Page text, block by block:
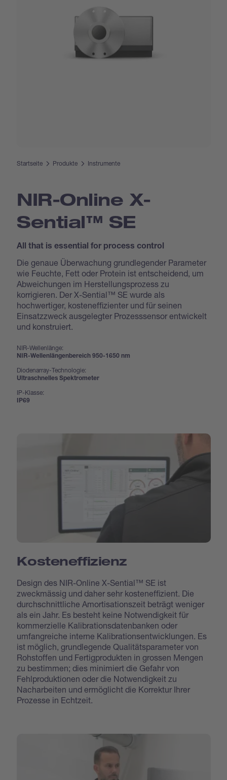
Startseite Produkte Instrumente
NIR-Online X-
Sential™ SE
All that is essential for process control
Die genaue Überwachung grundlegender Parameter
wie Feuchte, Fett oder Protein ist entscheidend, um
Abweichungen im Herstellungsprozess zu
korrigieren. Der X-Sential™ SE wurde als
hochwertiger, kosteneffizienter und für seinen
Einsatzzweck ausgelegter Prozesssensor entwickelt
und konstruiert.
NIR-Wellenlänge:
NIR-Wellenlängenbereich 950-1650 nm
Diodenarray-Technologie:
Ultraschnelles Spektrometer
IP-Klasse:
IP69
Kosteneffizienz
Design des NIR-Online X-Sential™ SE ist
zweckmässig und daher sehr kosteneffizient. Die
durchschnittliche Amortisationszeit beträgt weniger
als ein Jahr. Es besteht keine Notwendigkeit für
kommerzielle Kalibrationsdatenbanken oder
umfangreiche interne Kalibrationsentwicklungen. Es
ist möglich, grundlegende Qualitätsparameter von
Rohstoffen und Fertigprodukten in grossen Mengen
zu bestimmen; dies minimiert die Gefahr von
Fehlproduktionen oder die Notwendigkeit zu
Nacharbeiten und ermöglicht die Korrektur Ihrer
Prozesse in Echtzeit.